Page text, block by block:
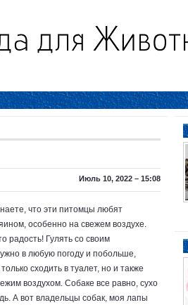
Июль 10, 2022 – 15:08
что эти питомцы любят
особенно на свежем воздухе.
радость! Гулять со своим
в любую погоду и побольше,
сходить в туалет, но и также
воздухом. Собаке все равно, сухо
А вот владельцы собак, моя лапы